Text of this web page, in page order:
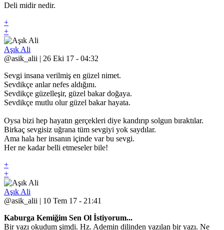
Deli midir nedir.
+
+
Aşık Ali
@asik_alii | 26 Eki 17 - 04:32
Sevgi insana verilmiş en güzel nimet.
Sevdikçe anlar nefes aldığını.
Sevdikçe güzelleşir, güzel bakar doğaya.
Sevdikçe mutlu olur güzel bakar hayata.
Oysa bizi hep hayatın gerçekleri diye kandırıp solgun bıraktılar.
Birkaç sevgisiz uğrana tüm sevgiyi yok saydılar.
Ama hala her insanın içinde var bu sevgi.
Her ne kadar belli etmeseler bile!
+
+
Aşık Ali
@asik_alii | 10 Tem 17 - 21:41
Kaburga Kemiğim Sen Ol İstiyorum...
Bir yazı okudum şimdi. Hz. Ademin dilinden yazılan bir yazı. Ne